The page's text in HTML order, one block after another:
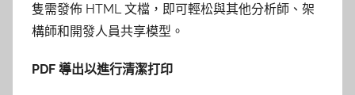
隻需發佈 HTML 文檔，即可輕松與其他分析師、架
構師和開發人員共享模型。
PDF 導出以進行清潔打印